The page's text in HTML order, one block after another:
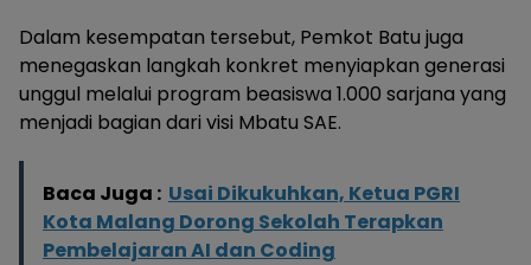
Dalam kesempatan tersebut, Pemkot Batu juga
menegaskan langkah konkret menyiapkan generasi
unggul melalui program beasiswa 1.000 sarjana yang
menjadi bagian dari visi Mbatu SAE.
Baca Juga : Usai Dikukuhkan, Ketua PGRI
Kota Malang Dorong Sekolah Terapkan
Pembelajaran AI dan Coding